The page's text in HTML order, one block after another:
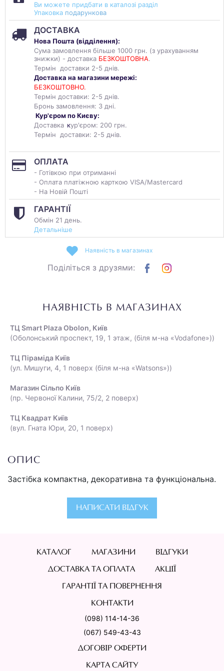
Ви можете придбати в каталозі разділ
Упаковка подарункова
ДОСТАВКА
Нова Пошта (відділення):
Сума замовлення більше 1000 грн. (з урахуванням
знижки) - доставка БЕЗКОШТОВНА.
Термін доставки 2-5 днів.
Доставка на магазини мережі:
БЕЗКОШТОВНО.
Термін доставки: 2-5 днів.
Бронь замовлення: 3 дні.
Кур'єром по Києву:
Доставка кур'єром: 200 грн.
Термін доставки: 2-5 днів.
ОПЛАТА
- Готівкою при отриманні
- Оплата платіжною карткою VISA/Mastercard
- На Новій Пошті
ГАРАНТІЇ
Обмін 21 день.
Детальніше
Наявність в магазинах
Поділіться з друзями:
НАЯВНІСТЬ В МАГАЗИНАХ
ТЦ Smart Plaza Obolon, Київ
(Оболонський проспект, 19, 1 этаж, (біля м-на «Vodafone»))
ТЦ Піраміда Київ
(ул. Мишуги, 4, 1 поверх (біля м-на «Watsons»))
Магазин Сільпо Київ
(пр. Червоної Калини, 75/2, 2 поверх)
ТЦ Квадрат Київ
(вул. Гната Юри, 20, 1 поверх)
ОПИС
Застібка компактна, декоративна та функціональна.
НАПИСАТИ ВІДГУК
КАТАЛОГ МАГАЗИНИ ВІДГУКИ
ДОСТАВКА ТА ОПЛАТА АКЦІЇ
ГАРАНТІЇ ТА ПОВЕРНЕННЯ
КОНТАКТИ
(098) 114-14-36
(067) 549-43-43
ДОГОВІР ОФЕРТИ
КАРТА САЙТУ